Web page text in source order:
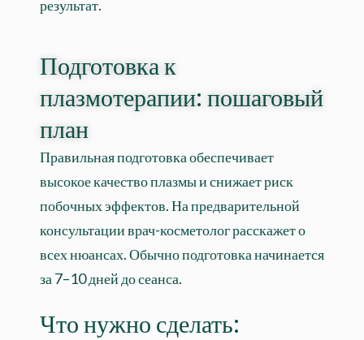
результат.
Подготовка к
плазмотерапии: пошаговый
план
Правильная подготовка обеспечивает
высокое качество плазмы и снижает риск
побочных эффектов. На предварительной
консультации врач-косметолог расскажет о
всех нюансах. Обычно подготовка начинается
за 7–10 дней до сеанса.
Что нужно сделать: